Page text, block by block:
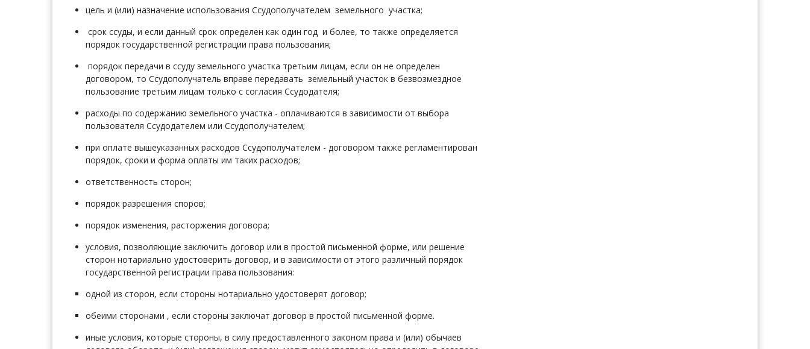
цель и (или) назначение использования Ссудополучателем земельного участка;
срок ссуды, и если данный срок определен как один год и более, то также определяется
порядок государственной регистрации права пользования;
порядок передачи в ссуду земельного участка третьим лицам, если он не определен
договором, то Ссудополучатель вправе передавать земельный участок в безвозмездное
пользование третьим лицам только с согласия Ссудодателя;
расходы по содержанию земельного участка - оплачиваются в зависимости от выбора
пользователя Ссудодателем или Ссудополучателем;
при оплате вышеуказанных расходов Ссудополучателем - договором также регламентирован
порядок, сроки и форма оплаты им таких расходов;
ответственность сторон;
порядок разрешения споров;
порядок изменения, расторжения договора;
условия, позволяющие заключить договор или в простой письменной форме, или решение
сторон нотариально удостоверить договор, и в зависимости от этого различный порядок
государственной регистрации права пользования:
одной из сторон, если стороны нотариально удостоверят договор;
обеими сторонами , если стороны заключат договор в простой письменной форме.
иные условия, которые стороны, в силу предоставленного законом права и (или) обычаев